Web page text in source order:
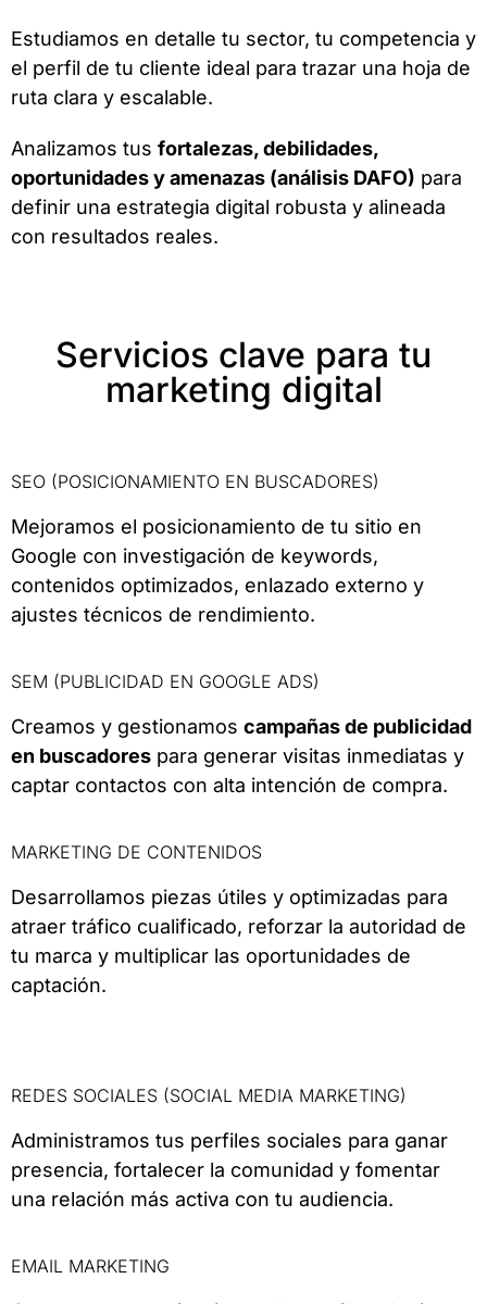
Estudiamos en detalle tu sector, tu competencia y
el perfil de tu cliente ideal para trazar una hoja de
ruta clara y escalable.
Analizamos tus fortalezas, debilidades,
oportunidades y amenazas (análisis DAFO) para
definir una estrategia digital robusta y alineada
con resultados reales.
Servicios clave para tu
marketing digital
SEO (POSICIONAMIENTO EN BUSCADORES)
Mejoramos el posicionamiento de tu sitio en
Google con investigación de keywords,
contenidos optimizados, enlazado externo y
ajustes técnicos de rendimiento.
SEM (PUBLICIDAD EN GOOGLE ADS)
Creamos y gestionamos campañas de publicidad
en buscadores para generar visitas inmediatas y
captar contactos con alta intención de compra.
MARKETING DE CONTENIDOS
Desarrollamos piezas útiles y optimizadas para
atraer tráfico cualificado, reforzar la autoridad de
tu marca y multiplicar las oportunidades de
captación.
REDES SOCIALES (SOCIAL MEDIA MARKETING)
Administramos tus perfiles sociales para ganar
presencia, fortalecer la comunidad y fomentar
una relación más activa con tu audiencia.
EMAIL MARKETING